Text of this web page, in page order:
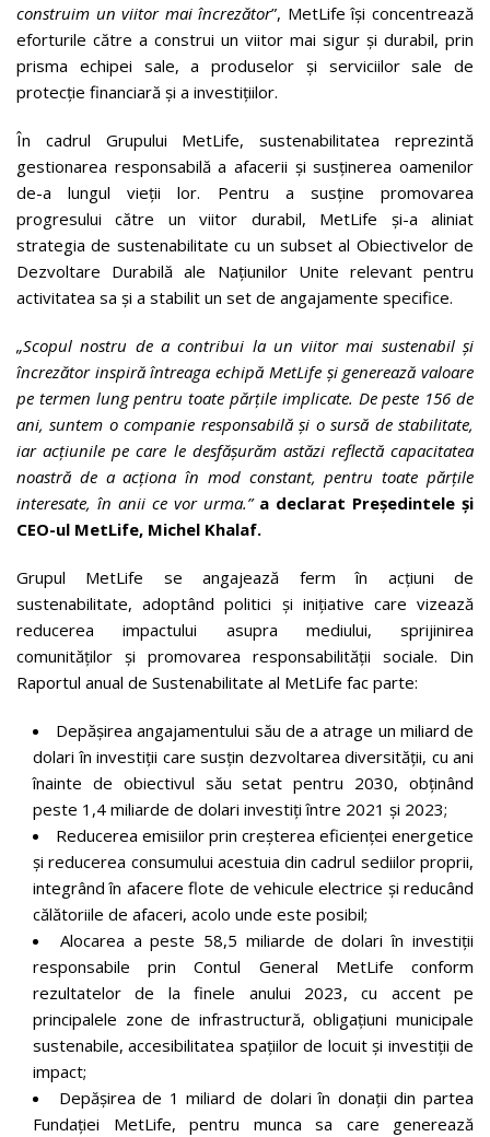
construim un viitor mai încrezător”, MetLife își concentrează
eforturile către a construi un viitor mai sigur și durabil, prin
prisma echipei sale, a produselor și serviciilor sale de
protecție financiară și a investițiilor.
În cadrul Grupului MetLife, sustenabilitatea reprezintă
gestionarea responsabilă a afacerii și susținerea oamenilor
de-a lungul vieții lor. Pentru a susține promovarea
progresului către un viitor durabil, MetLife și-a aliniat
strategia de sustenabilitate cu un subset al Obiectivelor de
Dezvoltare Durabilă ale Națiunilor Unite relevant pentru
activitatea sa și a stabilit un set de angajamente specifice.
„Scopul nostru de a contribui la un viitor mai sustenabil și
încrezător inspiră întreaga echipă MetLife și generează valoare
pe termen lung pentru toate părțile implicate. De peste 156 de
ani, suntem o companie responsabilă și o sursă de stabilitate,
iar acțiunile pe care le desfășurăm astăzi reflectă capacitatea
noastră de a acționa în mod constant, pentru toate părțile
interesate, în anii ce vor urma.” a declarat Președintele și
CEO-ul MetLife, Michel Khalaf.
Grupul MetLife se angajează ferm în acțiuni de
sustenabilitate, adoptând politici și inițiative care vizează
reducerea impactului asupra mediului, sprijinirea
comunităților și promovarea responsabilității sociale. Din
Raportul anual de Sustenabilitate al MetLife fac parte:
Depășirea angajamentului său de a atrage un miliard de
dolari în investiții care susțin dezvoltarea diversității, cu ani
înainte de obiectivul său setat pentru 2030, obținând
peste 1,4 miliarde de dolari investiți între 2021 și 2023;
Reducerea emisiilor prin creșterea eficienței energetice
și reducerea consumului acestuia din cadrul sediilor proprii,
integrând în afacere flote de vehicule electrice și reducând
călătoriile de afaceri, acolo unde este posibil;
Alocarea a peste 58,5 miliarde de dolari în investiții
responsabile prin Contul General MetLife conform
rezultatelor de la finele anului 2023, cu accent pe
principalele zone de infrastructură, obligațiuni municipale
sustenabile, accesibilitatea spațiilor de locuit și investiții de
impact;
Depășirea de 1 miliard de dolari în donații din partea
Fundației MetLife, pentru munca sa care generează